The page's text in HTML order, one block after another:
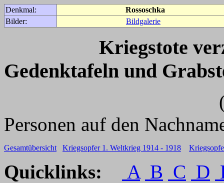
Denkmal:
Rossoschka
Bilder:
Bildgalerie
Kriegstote
Gedenktafeln und
(Für weitere
Personen auf den
Gesamtübersicht Kriegsopfer 1. Weltkrieg 1914 - 1918
Quicklinks: A B C D